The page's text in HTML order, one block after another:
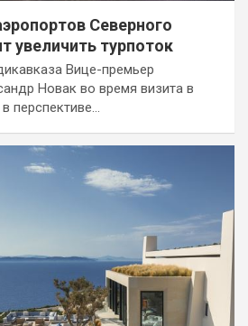
Северного
увеличить турпоток
Вице-премьер
Новак во время визита в
перспективе…